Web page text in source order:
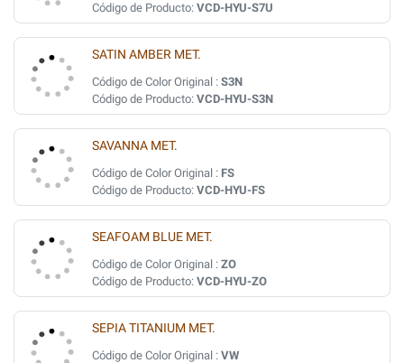
Código de Producto: VCD-HYU-S7U
SATIN AMBER MET.
Código de Color Original : S3N
Código de Producto: VCD-HYU-S3N
SAVANNA MET.
Código de Color Original : FS
Código de Producto: VCD-HYU-FS
SEAFOAM BLUE MET.
Código de Color Original : ZO
Código de Producto: VCD-HYU-ZO
SEPIA TITANIUM MET.
Código de Color Original : VW